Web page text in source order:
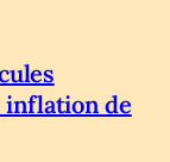
inflation de